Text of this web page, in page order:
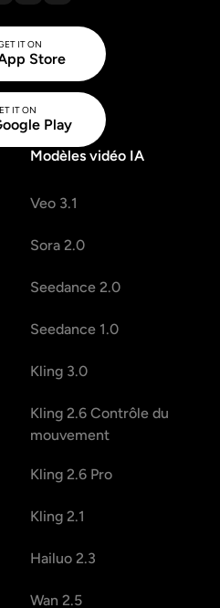
IT ON
Store
IT ON
Play
Modèles vidéo IA
Veo 3.1
Sora 2.0
Seedance 2.0
Seedance 1.0
Kling 3.0
Kling 2.6 Contrôle du
mouvement
Kling 2.6 Pro
Kling 2.1
Hailuo 2.3
Wan 2.5